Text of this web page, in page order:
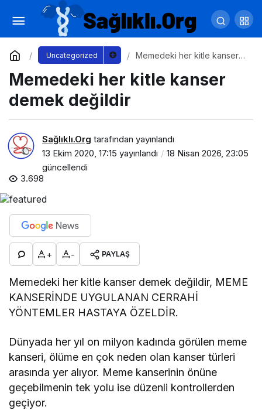
Uncategorized
Memedeki her kitle kanser
Memedeki her kitle kanser
demek değildir
Sağlıklı.Org tarafından yayınlandı
13 Ekim 2020, 17:15 yayınlandı
18 Nisan 2026, 23:05
güncellendi
3.698
+ - PAYLAŞ
Memedeki her kitle kanser demek değildir, MEME
KANSERİNDE UYGULANAN CERRAHİ
YÖNTEMLER HASTAYA ÖZELDİR.
Dünyada her yıl on milyon kadında görülen meme
kanseri, ölüme en çok neden olan kanser türleri
arasında yer alıyor. Meme kanserinin önüne
geçebilmenin tek yolu ise düzenli kontrollerden
geçiyor.
Memedeki her kitle kanser demek değildir
Yorum Yap